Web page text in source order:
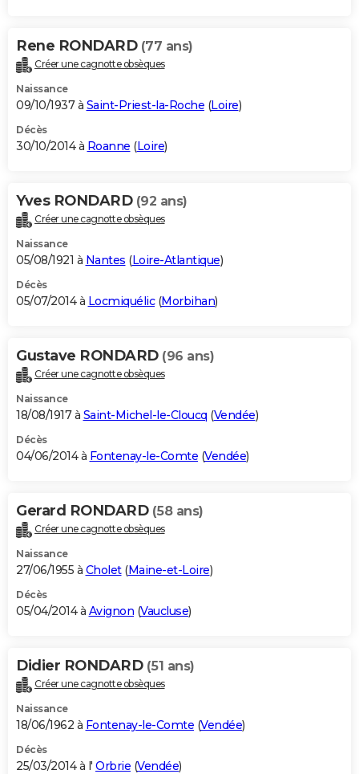
Rene RONDARD (77 ans)
Créer une cagnotte obsèques
Naissance
09/10/1937 à Saint-Priest-la-Roche (Loire)
Décès
30/10/2014 à Roanne (Loire)
Yves RONDARD (92 ans)
Créer une cagnotte obsèques
Naissance
05/08/1921 à Nantes (Loire-Atlantique)
Décès
05/07/2014 à Locmiquélic(Morbihan)
Gustave RONDARD (96 ans)
Créer une cagnotte obsèques
Naissance
18/08/1917 à Saint-Michel-le-Cloucq (Vendée)
Décès
04/06/2014 à Fontenay-le-Comte (Vendée)
Gerard RONDARD (58 ans)
Créer une cagnotte obsèques
Naissance
27/06/1955 à Cholet(Maine-et-Loire)
Décès
05/04/2014 à Avignon (Vaucluse)
Didier RONDARD (51 ans)
Créer une cagnotte obsèques
Naissance
18/06/1962 à Fontenay-le-Comte (Vendée)
Décès
25/03/2014 à l' Orbrie (Vendée)